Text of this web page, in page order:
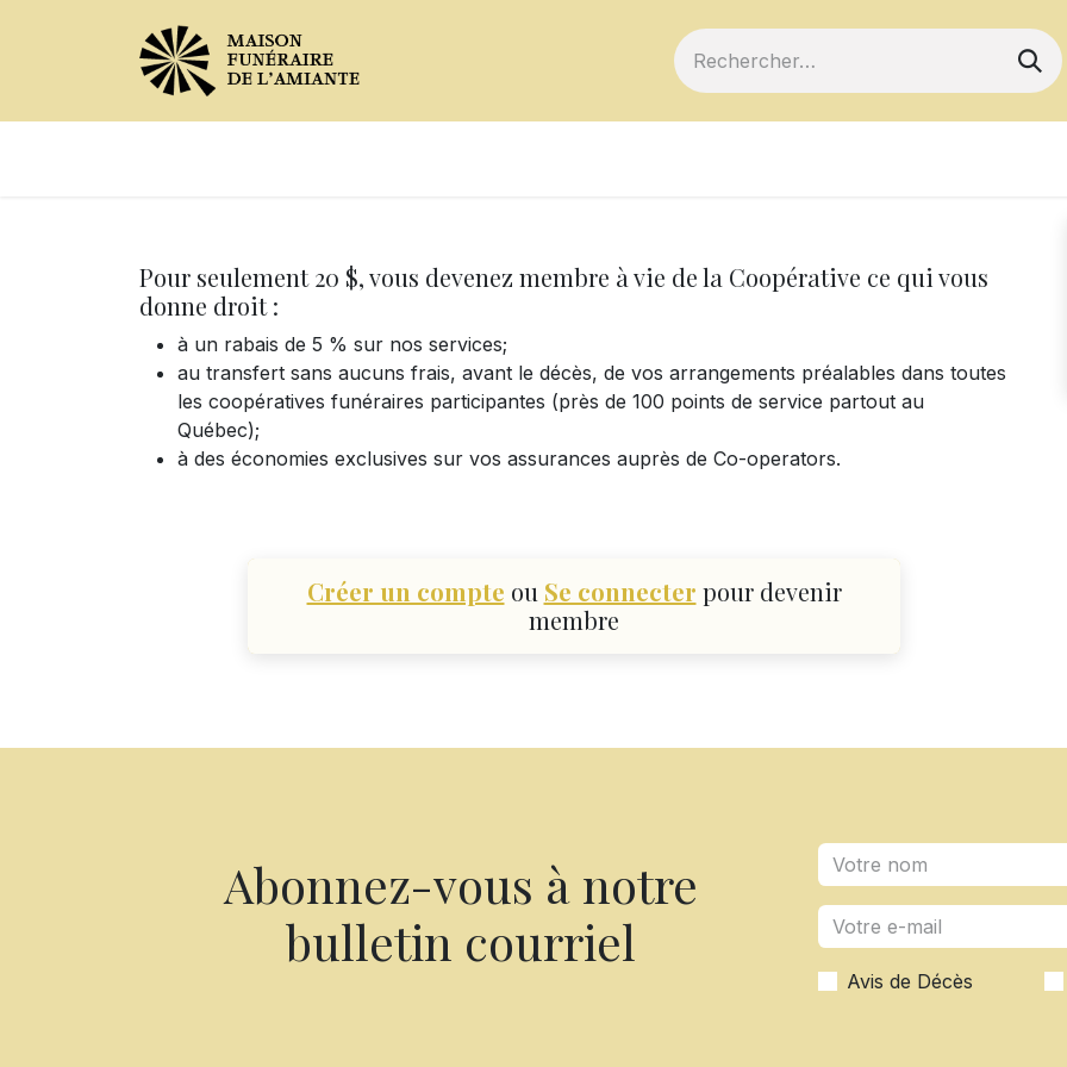
Pour seulement 20 $, vous devenez membre à vie de la Coopérative ce qui vous
donne droit :
à un rabais de 5 % sur nos services;
au transfert sans aucuns frais, avant le décès, de vos arrangements préalables dans toutes
les coopératives funéraires participantes (près de 100 points de service partout au
Québec);
à des économies exclusives sur vos assurances auprès de Co-operators.
Créer un compte ou Se connecter pour devenir
membre
Abonnez-vous à notre
bulletin courriel
Avis de Décès